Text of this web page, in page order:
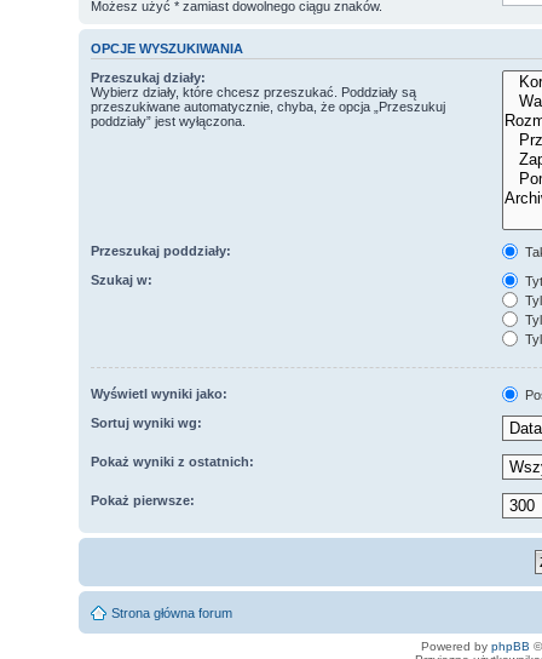
Możesz użyć * zamiast dowolnego ciągu znaków.
OPCJE WYSZUKIWANIA
Przeszukaj działy:
Wybierz działy, które chcesz przeszukać. Poddziały są
przeszukiwane automatycznie, chyba, że opcja „Przeszukuj
poddziały” jest wyłączona.
Przeszukaj poddziały:
Szukaj w:
Wyświetl wyniki jako:
Sortuj wyniki wg:
Pokaż wyniki z ostatnich:
Pokaż pierwsze:
Strona główna forum
Powered by phpBB